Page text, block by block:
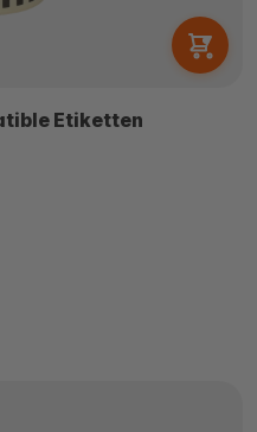
Etiketten